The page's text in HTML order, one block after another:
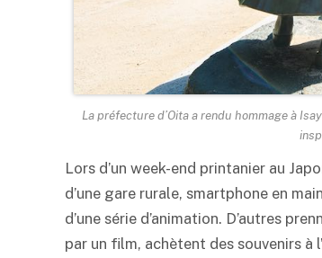
La préfecture d’Oita a rendu hommage à
Lors d’un week-end printanier au
d’une gare rurale, smartphone en
d’une série d’animation. D’autres
par un film, achètent des souvenirs